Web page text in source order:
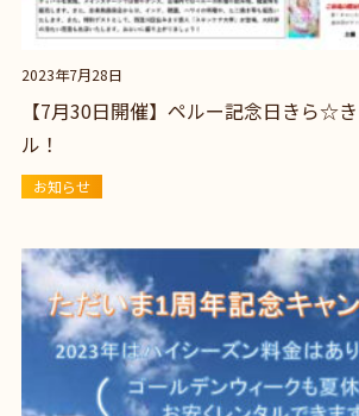
2023年7月28日
【7月30日開催】ペルー記念日きら☆
ル！
お知らせ